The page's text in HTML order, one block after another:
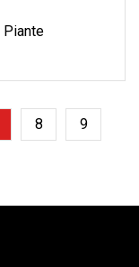
Piante
8 9